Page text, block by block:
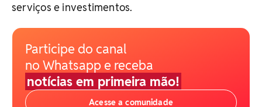
serviços e investimentos.
Participe do canal
no Whatsapp e receba
notícias em primeira mão!
Acesse a comunidade